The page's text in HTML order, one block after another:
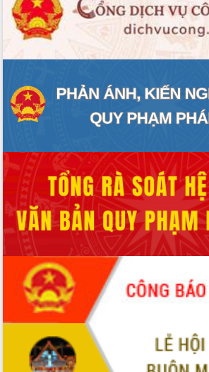
VĂN BẢN HĐND TỈNH
ĐIỂM TIN VĂN BẢN
VIDEO